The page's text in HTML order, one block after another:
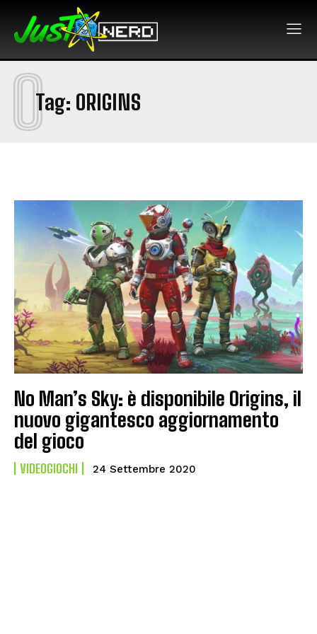
Tag: ORIGINS
O
No Man’s Sky: è disponibile Origins, il
nuovo gigantesco aggiornamento
del gioco
VIDEOGIOCHI 24 Settembre 2020